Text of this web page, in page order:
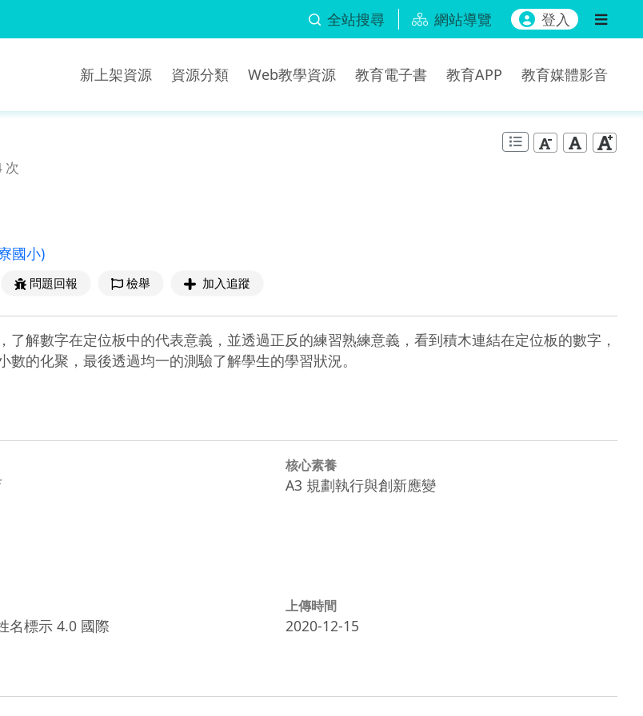
全站搜尋 網站導覽 登入
新上架資源 資源分類 Web教學資源 教育電子書 教育APP 教育媒體影音
次
國小)
問題回報 檢舉 加入追蹤
解數字在定位板中的代表意義，並透過正反的練習熟練意義，看到積木連結在定位板的數字，
的化聚，最後透過均一的測驗了解學生的學習狀況。
核心素養
A3 規劃執行與創新應變
名標示 4.0 國際
上傳時間
2020-12-15